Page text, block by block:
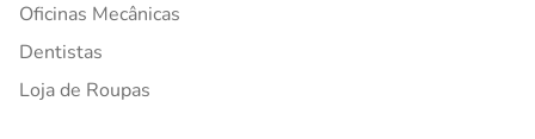
Oficinas Mecânicas
Dentistas
Loja de Roupas